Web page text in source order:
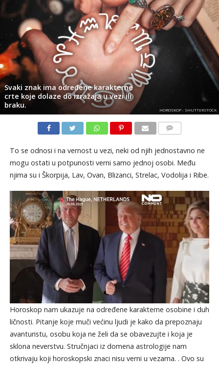
Svaki znak ima određene karakterne
crte koje dolaze do izražaja u vezi ili
braku.
HOROSKOP - SHUTTERSTOCK
To se odnosi i na vernost u vezi, neki od njih jednostavno ne
mogu ostati u potpunosti verni samo jednoj osobi. Među
njima su i Škorpija, Lav, Ovan, Blizanci, Strelac, Vodolija i Ribe.
Horoskop nam ukazuje na određene karakterne osobine i duh
ličnosti. Pitanje koje muči većinu ljudi je kako da prepoznaju
avanturistu, osobu koja ne želi da se obavezujte i koja je
sklona neverstvu. Stručnjaci iz domena astrologije nam
otkrivaju koji horoskopski znaci nisu verni u vezama. . Ovo su